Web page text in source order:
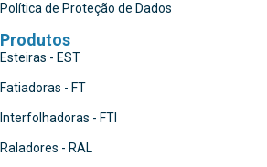
Política de Proteção de Dados
Produtos
Esteiras - EST
Fatiadoras - FT
Interfolhadoras - FTI
Raladores - RAL